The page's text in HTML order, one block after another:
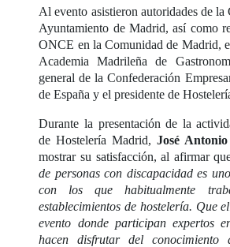
Al evento asistieron autoridades de
Ayuntamiento de Madrid, así como
ONCE en la Comunidad de Madrid,
Academia Madrileña de
general de la Confederación
de España y el presidente de
Durante la presentación de la
de Hostelería Madrid, José
mostrar su satisfacción, al afirmar
de personas con discapacidad es
con los que habitualmente
establecimientos de hostelería. Que
evento donde participan expertos
hacen disfrutar del